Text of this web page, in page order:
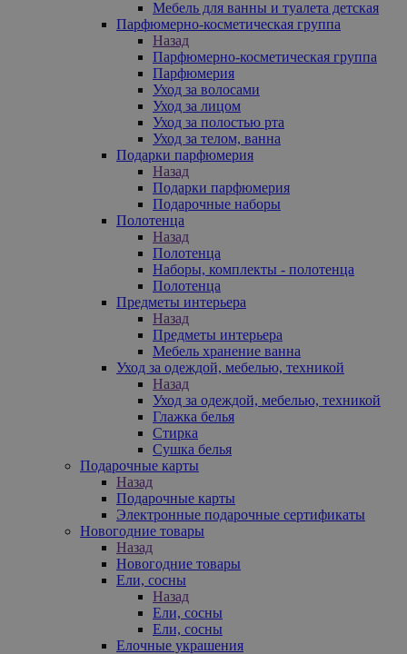
Мебель для ванны и туалета детская
Парфюмерно-косметическая группа
Назад
Парфюмерно-косметическая группа
Парфюмерия
Уход за волосами
Уход за лицом
Уход за полостью рта
Уход за телом, ванна
Подарки парфюмерия
Назад
Подарки парфюмерия
Подарочные наборы
Полотенца
Назад
Полотенца
Наборы, комплекты - полотенца
Полотенца
Предметы интерьера
Назад
Предметы интерьера
Мебель хранение ванна
Уход за одеждой, мебелью, техникой
Назад
Уход за одеждой, мебелью, техникой
Глажка белья
Стирка
Сушка белья
Подарочные карты
Назад
Подарочные карты
Электронные подарочные сертификаты
Новогодние товары
Назад
Новогодние товары
Ели, сосны
Назад
Ели, сосны
Ели, сосны
Елочные украшения